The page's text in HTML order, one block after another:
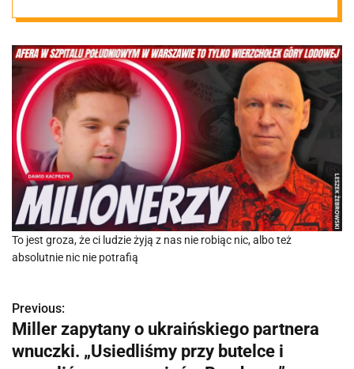
To jest groza, że ci ludzie żyją z nas nie robiąc nic, albo też
absolutnie nic nie potrafią
N
a
Previous:
Miller zapytany o ukraińskiego partnera
wnuczki. „Usiedliśmy przy butelce i